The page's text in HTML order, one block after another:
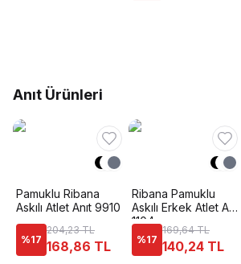
Anıt Ürünleri
Pamuklu Ribana
Askılı Atlet Anıt 9910
%17
204,23 TL
168,86 TL
Ribana Pamuklu
Askılı Erkek Atlet Anıt
1104
%17
169,64 TL
140,24 TL